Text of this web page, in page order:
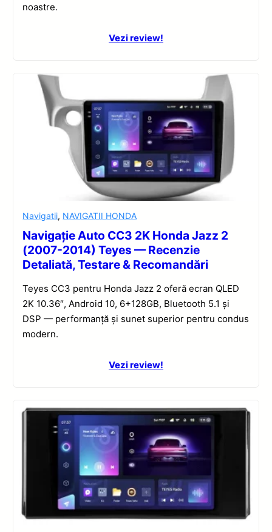
noastre.
Vezi review!
Navigatii, NAVIGATII HONDA
Navigație Auto CC3 2K Honda Jazz 2
(2007-2014) Teyes — Recenzie
Detaliată, Testare & Recomandări
Teyes CC3 pentru Honda Jazz 2 oferă ecran QLED
2K 10.36″, Android 10, 6+128GB, Bluetooth 5.1 și
DSP — performanță și sunet superior pentru condus
modern.
Vezi review!